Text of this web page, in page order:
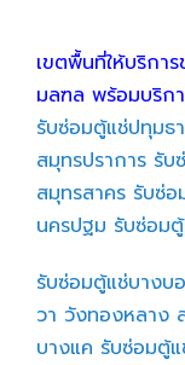
เขตพื้นที่ให้บริกา
มลฑล พร้อมบริก
รับซ่อมตู้แช่ปทุมธ
สมุทรปราการ รับ
สมุทรสาคร รับซ่
นครปฐม รับซ่อม
รับซ่อมตู้แช่บางบ
วา วังทองหลาง
บางแค รับซ่อมตู้